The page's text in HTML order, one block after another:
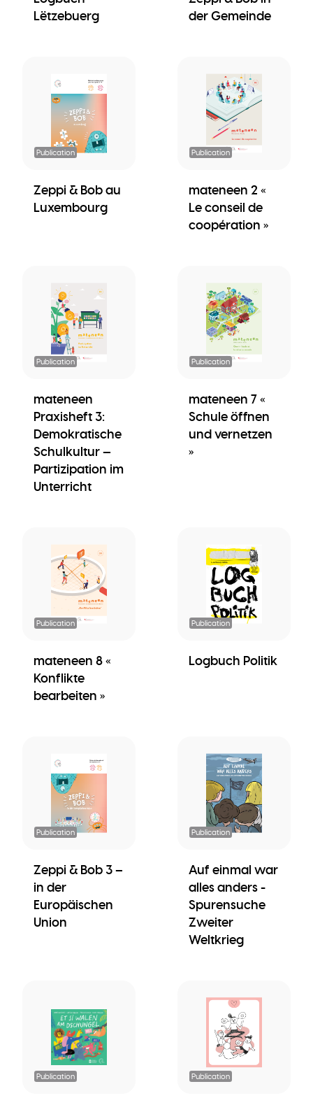
Lëtzebuerg
der Gemeinde
Publication
Zeppi & Bob au
Luxembourg
Publication
mateneen 2 «
Le conseil de
coopération »
Publication
mateneen
Praxisheft 3:
Demokratische
Schulkultur —
Partizipation im
Unterricht
Publication
mateneen 7 «
Schule öffnen
und vernetzen
»
Publication
mateneen 8 «
Konflikte
bearbeiten »
Publication
Logbuch Politik
Publication
Zeppi & Bob 3 –
in der
Europäischen
Union
Publication
Auf einmal war
alles anders -
Spurensuche
Zweiter
Weltkrieg
Publication Publication